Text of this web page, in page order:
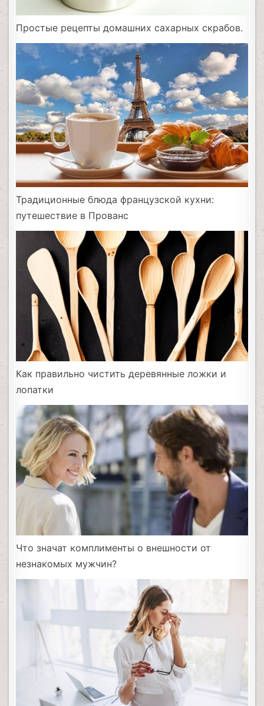
Простые рецепты домашних сахарных скрабов.
Традиционные блюда французской кухни:
путешествие в Прованс
Как правильно чистить деревянные ложки и
лопатки
Что значат комплименты о внешности от
незнакомых мужчин?